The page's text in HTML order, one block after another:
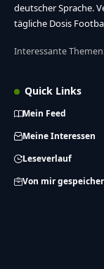
deutscher Sprache.
tägliche Dosis
Interessante
Quick Links
Mein Feed
Meine Interessen
Leseverlauf
Von mir